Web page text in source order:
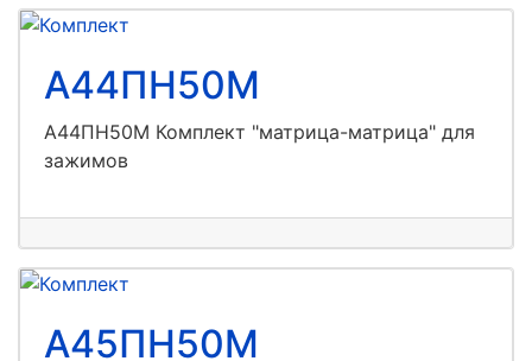
А44ПН50М
А44ПН50М Комплект "матрица-матрица" для
зажимов
А45ПН50М